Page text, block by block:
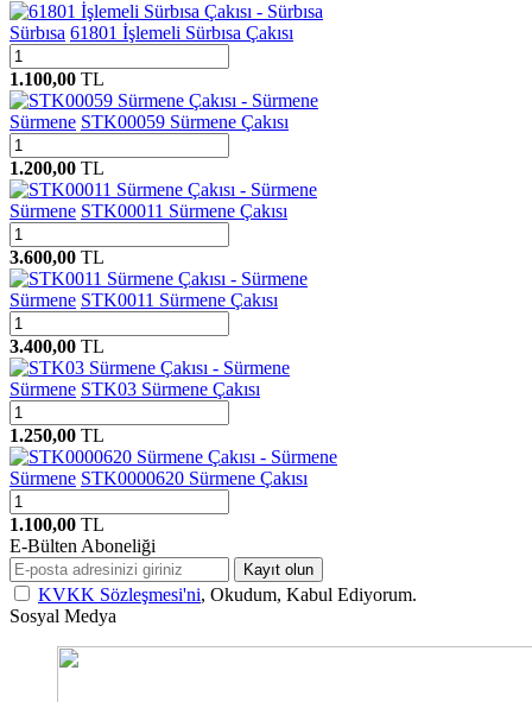
Sürbısa 61801 İşlemeli Sürbısa Çakısı
1.100,00 TL
Sürmene STK00059 Sürmene Çakısı
1.200,00 TL
Sürmene STK00011 Sürmene Çakısı
3.600,00 TL
Sürmene STK0011 Sürmene Çakısı
3.400,00 TL
Sürmene STK03 Sürmene Çakısı
1.250,00 TL
Sürmene STK0000620 Sürmene Çakısı
1.100,00 TL
E-Bülten Aboneliği
Kayıt olun
KVKK Sözleşmesi'ni, Okudum, Kabul Ediyorum.
Sosyal Medya